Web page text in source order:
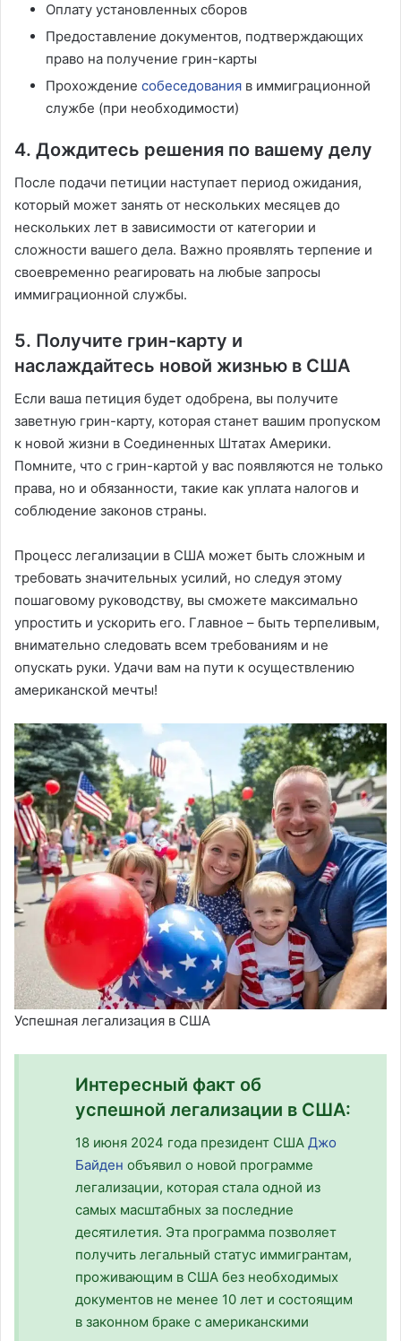
Оплату установленных сборов
Предоставление документов, подтверждающих
право на получение грин-карты
Прохождение собеседования в иммиграционной
службе (при необходимости)
4. Дождитесь решения по вашему делу
После подачи петиции наступает период ожидания,
который может занять от нескольких месяцев до
нескольких лет в зависимости от категории и
сложности вашего дела. Важно проявлять терпение и
своевременно реагировать на любые запросы
иммиграционной службы.
5. Получите грин-карту и
наслаждайтесь новой жизнью в США
Если ваша петиция будет одобрена, вы получите
заветную грин-карту, которая станет вашим пропуском
к новой жизни в Соединенных Штатах Америки.
Помните, что с грин-картой у вас появляются не только
права, но и обязанности, такие как уплата налогов и
соблюдение законов страны.
Процесс легализации в США может быть сложным и
требовать значительных усилий, но следуя этому
пошаговому руководству, вы сможете максимально
упростить и ускорить его. Главное – быть терпеливым,
внимательно следовать всем требованиям и не
опускать руки. Удачи вам на пути к осуществлению
американской мечты!
Успешная легализация в США
Интересный факт об
успешной легализации в США:
18 июня 2024 года президент США Джо
Байден объявил о новой программе
легализации, которая стала одной из
самых масштабных за последние
десятилетия. Эта программа позволяет
получить легальный статус иммигрантам,
проживающим в США без необходимых
документов не менее 10 лет и состоящим
в законном браке с американскими